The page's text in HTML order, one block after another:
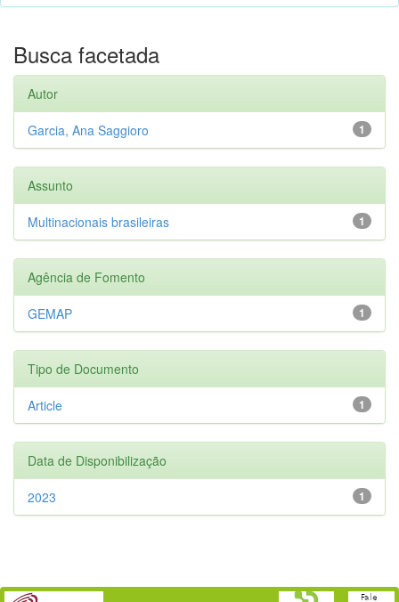
Busca facetada
Autor
1
Garcia, Ana Saggioro
Assunto
1
Multinacionais brasileiras
Agência de Fomento
1
GEMAP
Tipo de Documento
1
Article
Data de Disponibilização
1
2023